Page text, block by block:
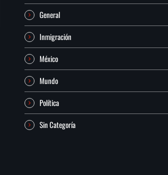
General
Inmigración
México
Mundo
Política
Sin Categoría